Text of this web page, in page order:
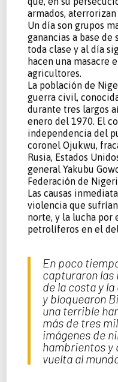
armados,
Un día son grupos
ganancias a base de
toda clase y al día
hacen una masacre
agricultores.
La población de
guerra civil,
durante tres largos
enero del 1970. El
independencia del
coronel Ojukwu,
Rusia, Estados
general Yakubu
Federación de
Las causas
violencia que
norte, y la lucha por
petrolíferos en el
En poco
capturaron
de la costa y
y bloquearon
una terrible
más de tres
imágenes de
hambrientos y
vuelta al